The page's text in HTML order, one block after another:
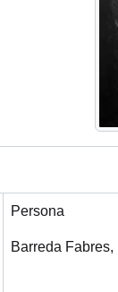
Persona
Barreda Fabres,